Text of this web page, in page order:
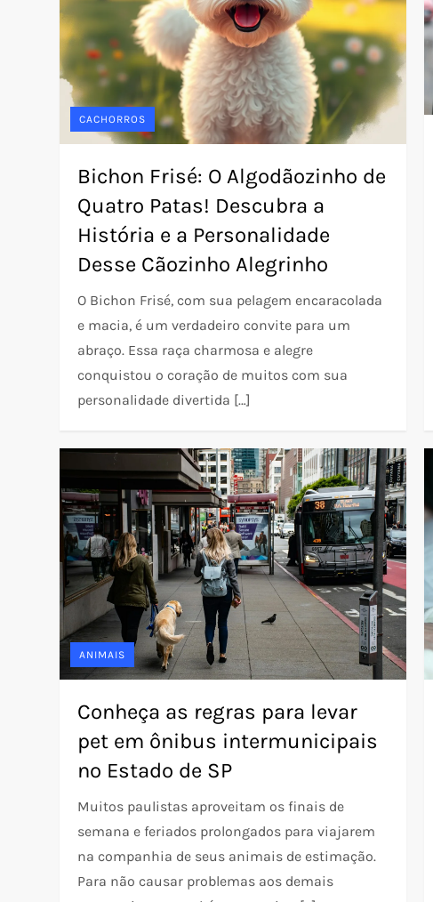
CACHORROS
Bichon Frisé: O Algodãozinho de
Quatro Patas! Descubra a
História e a Personalidade
Desse Cãozinho Alegrinho
O Bichon Frisé, com sua pelagem encaracolada
e macia, é um verdadeiro convite para um
abraço. Essa raça charmosa e alegre
conquistou o coração de muitos com sua
personalidade divertida […]
ANIMAIS
Conheça as regras para levar
pet em ônibus intermunicipais
no Estado de SP
Muitos paulistas aproveitam os finais de
semana e feriados prolongados para viajarem
na companhia de seus animais de estimação.
Para não causar problemas aos demais